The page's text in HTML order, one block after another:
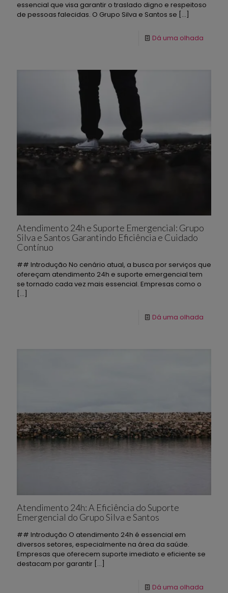
essencial que visa garantir o traslado digno e respeitoso
de pessoas falecidas. O Grupo Silva e Santos se […]
Dá uma olhada
Atendimento 24h e Suporte Emergencial: Grupo
Silva e Santos Garantindo Eficiência e Cuidado
Contínuo
## Introdução No cenário atual, a busca por serviços que
ofereçam atendimento 24h e suporte emergencial tem
se tornado cada vez mais essencial. Empresas como o
[…]
Dá uma olhada
Atendimento 24h: A Eficiência do Suporte
Emergencial do Grupo Silva e Santos
## Introdução O atendimento 24h é essencial em
diversos setores, especialmente na área da saúde.
Empresas que oferecem suporte imediato e eficiente se
destacam por garantir […]
Dá uma olhada